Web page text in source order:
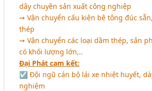
dây chuyền sản xuất công nghiệp
➙ Vận chuyển cấu kiện bê tông đúc
thép
➙ Vận chuyển các loại dầm thép, sản
có khối lượng lớn,..
Đại Phát cam kết:
☑ Đội ngũ cán bộ lái xe nhiệt huyết,
nghiệm